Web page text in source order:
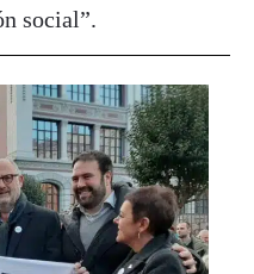
social”.